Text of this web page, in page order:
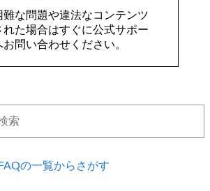
難な問題や違法なコンテンツ
れた場合はすぐに公式サポー
お問い合わせください。
FAQの一覧からさがす